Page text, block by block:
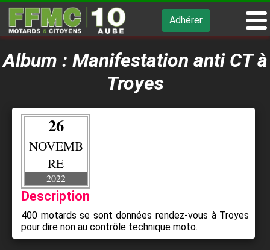
Adhérer
Album : Manifestation anti CT à
Troyes
26
NOVEMB
RE
2022
Description
400 motards se sont données rendez-vous à Troyes
pour dire non au contrôle technique moto.